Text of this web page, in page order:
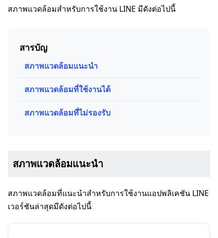
สภาพแวดล้อมสำหรับการใช้งาน LINE มีดังต่อไปนี้
สารบัญ
สภาพแวดล้อมแนะนำ
สภาพแวดล้อมที่ใช้งานได้
สภาพแวดล้อมที่ไม่รองรับ
สภาพแวดล้อมแนะนำ
สภาพแวดล้อมที่แนะนำสำหรับการใช้งานแอปพลิเคชัน LINE
เวอร์ชันล่าสุดมีดังต่อไปนี้